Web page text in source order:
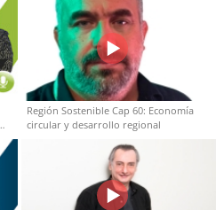
Región Sostenible Cap 60: Economía
circular y desarrollo regional